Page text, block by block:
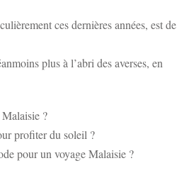
ces dernières années, est de
plus à l’abri des averses, en
?
profiter du soleil ?
pour un voyage Malaisie ?